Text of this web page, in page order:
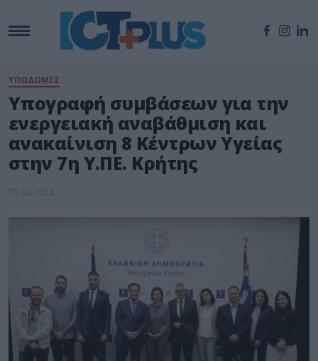
ΥΠΟΔΟΜΕΣ
Υπογραφή συμβάσεων για την
ενεργειακή αναβάθμιση και
ανακαίνιση 8 Κέντρων Υγείας
στην 7η Υ.ΠΕ. Κρήτης
25.04.2024